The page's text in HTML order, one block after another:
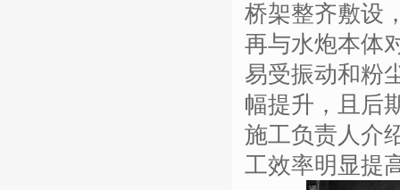
桥架整齐敷设
再与水炮本体
易受振动和粉
幅提升，且后
施工负责人介
工效率明显提